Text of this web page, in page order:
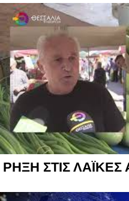
ΡΗΞΗ ΣΤΙΣ ΛΑΪΚΕΣ